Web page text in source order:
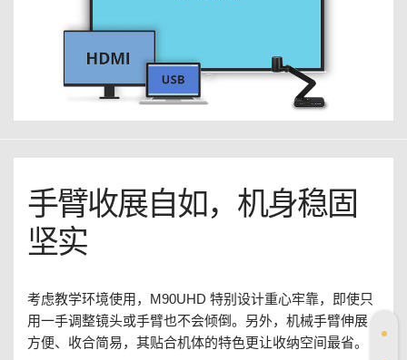
手臂收展自如，机身稳固
坚实
考虑教学环境使用，M90UHD 特别设计重心牢靠，即使只
用一手调整镜头或手臂也不会倾倒。另外，机械手臂伸展
方便、收合简易，其贴合机体的特色更让收纳空间最省。